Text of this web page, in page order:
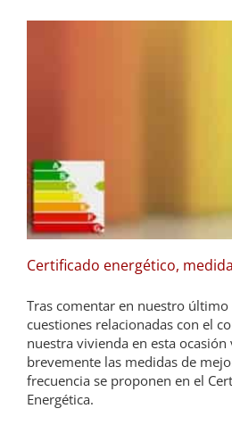
Certificado energético,
Tras comentar en nuestro
cuestiones relacionadas con el
nuestra vivienda en esta
brevemente las medidas de
frecuencia se proponen en el
Energética.